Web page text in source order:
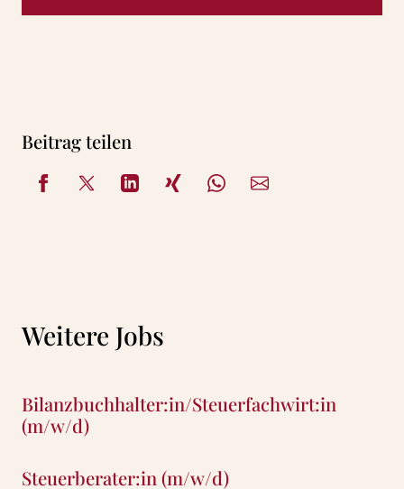
Beitrag teilen
Weitere Jobs
Bilanzbuchhalter:in/Steuerfachwirt:in
(m/w/d)
Steuerberater:in (m/w/d)